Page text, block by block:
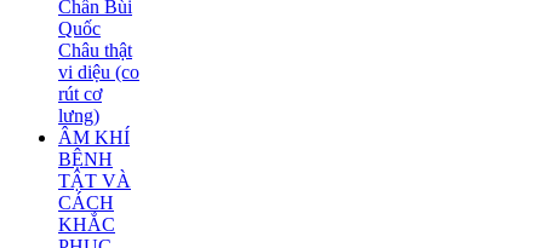
Chẩn Bùi
Quốc
Châu thật
vi diệu (co
rút cơ
lưng)
ÂM KHÍ
BỆNH
TẬT VÀ
CÁCH
KHẮC